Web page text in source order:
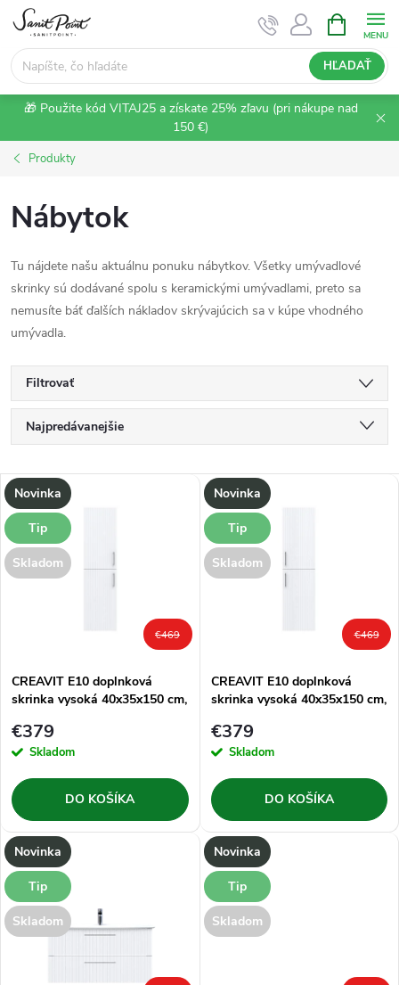
Prejsť
obsah
HĽADAŤ
KOŠÍK
🎁 Použite kód VITAJ25 a získate 25% zľavu (pri nákupe nad
150 €)
Produkty
Nábytok
Tu nájdete našu aktuálnu ponuku nábytkov. Všetky umývadlové
skrinky sú dodávané spolu s keramickými umývadlami, preto sa
nemusíte báť ďalších nákladov skrývajúcich sa v kúpe vhodného
umývadla.
Filtrovať
R
a
d
e
e
p
r
o
d
u
Najpredávanejšie
Najdrahšie
Abecedne
V
ý
p
s
p
r
o
d
u
k
Novinka
Tip
Skladom
€469
CREAVIT E10 doplnková
skrinka vysoká 40x35x150 cm,
€379
Skladom
DO KOŠÍKA
Novinka
Tip
Skladom
€469
CREAVIT E10 doplnková
skrinka vysoká 40x35x150 cm,
€379
Skladom
DO KOŠÍKA
Novinka
Tip
Skladom
Novinka
Tip
Skladom